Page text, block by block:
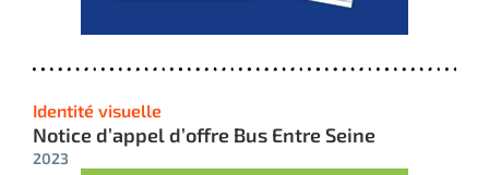
Identité visuelle
Notice d’appel d’offre Bus Entre Seine
2023